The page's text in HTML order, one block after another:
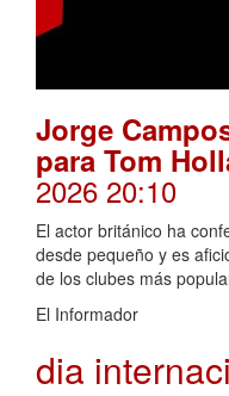
Jorge
para Tom
2026 20:10
El actor británico ha
desde pequeño y es
de los clubes más
El Informador
dia